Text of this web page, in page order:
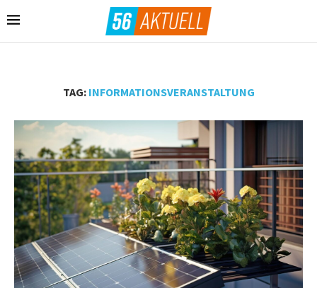
TAG: INFORMATIONSVERANSTALTUNG